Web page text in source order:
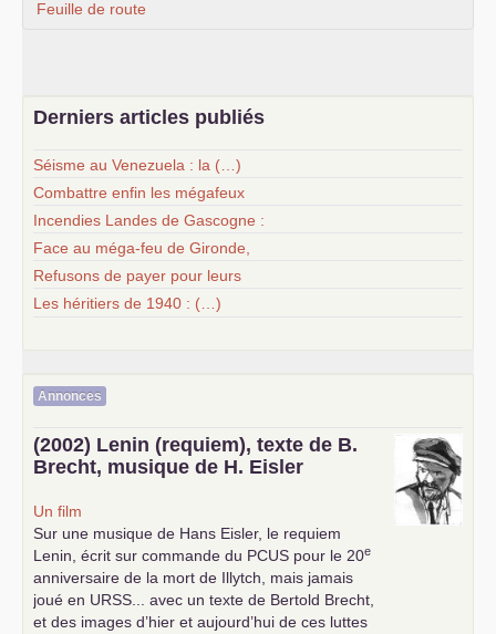
Feuille de route
Derniers articles publiés
Séisme au Venezuela : la (…)
Combattre enfin les mégafeux
Incendies Landes de Gascogne :
Face au méga-feu de Gironde,
Refusons de payer pour leurs
Les héritiers de 1940 : (…)
Annonces
(2002) Lenin (requiem), texte de B.
Brecht, musique de H. Eisler
Un film
Sur une musique de Hans Eisler, le requiem
Lenin, écrit sur commande du PCUS pour le 20e
anniversaire de la mort de Illytch, mais jamais
joué en URSS ... avec un texte de Bertold Brecht,
et des images d’hier et aujourd’hui de ces luttes